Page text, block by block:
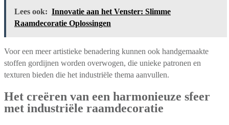
Lees ook: Innovatie aan het Venster: Slimme
Raamdecoratie Oplossingen
Voor een meer artistieke benadering kunnen ook handgemaakte
stoffen gordijnen worden overwogen, die unieke patronen en
texturen bieden die het industriële thema aanvullen.
Het creëren van een harmonieuze sfeer
met industriële raamdecoratie